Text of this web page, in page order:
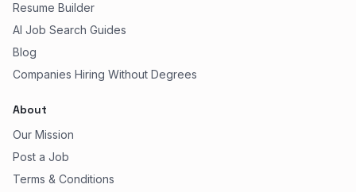
Resume Builder
AI Job Search Guides
Blog
Companies Hiring Without Degrees
About
Our Mission
Post a Job
Terms & Conditions